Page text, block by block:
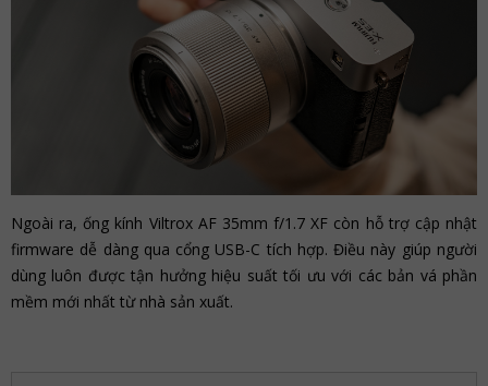
Ngoài ra, ống kính Viltrox AF 35mm f/1.7 XF còn hỗ trợ cập nhật
firmware dễ dàng qua cổng USB-C tích hợp. Điều này giúp người
dùng luôn được tận hưởng hiệu suất tối ưu với các bản vá phần
mềm mới nhất từ nhà sản xuất.